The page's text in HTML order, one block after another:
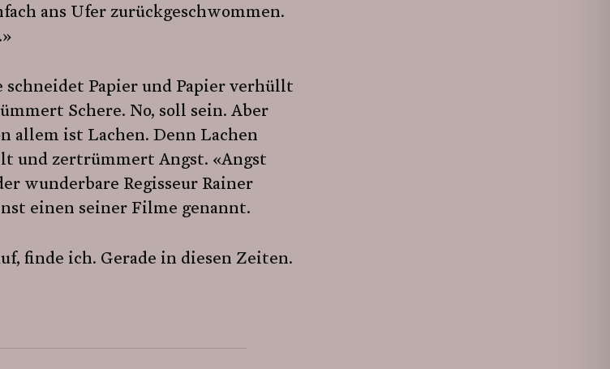
ans Ufer zurückgeschwommen.
schneidet Papier und Papier verhüllt
Schere. No, soll sein. Aber
allem ist Lachen. Denn Lachen
und zertrümmert Angst. «Angst
wunderbare Regisseur Rainer
einen seiner Filme genannt.
finde ich. Gerade in diesen Zeiten.